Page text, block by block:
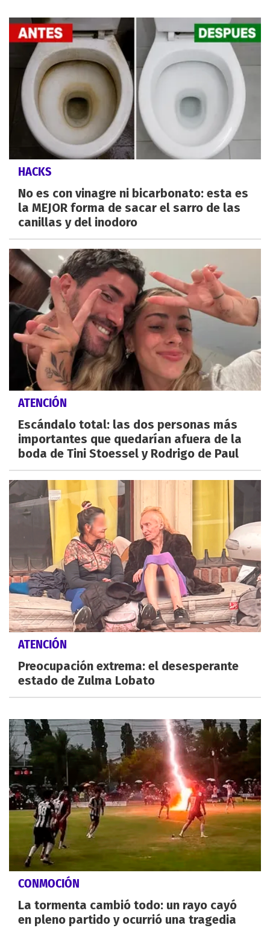
HACKS
No es con vinagre ni bicarbonato: esta es
la MEJOR forma de sacar el sarro de las
canillas y del inodoro
ATENCIÓN
Escándalo total: las dos personas más
importantes que quedarían afuera de la
boda de Tini Stoessel y Rodrigo de Paul
ATENCIÓN
Preocupación extrema: el desesperante
estado de Zulma Lobato
CONMOCIÓN
La tormenta cambió todo: un rayo cayó
en pleno partido y ocurrió una tragedia